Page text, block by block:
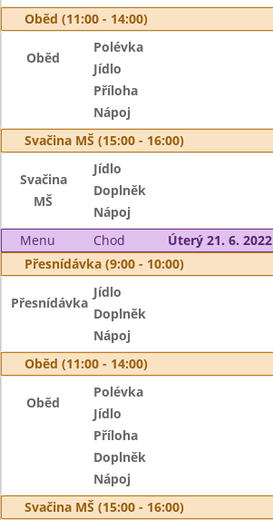
Oběd (11:00 - 14:00)
Oběd
Polévka
Jídlo
Příloha
Nápoj
Svačina MŠ (15:00 - 16:00)
Svačina
MŠ
Jídlo
Doplněk
Nápoj
Menu
Chod
Úterý 21. 6. 2022
Přesnídávka (9:00 - 10:00)
Přesnídávka
Jídlo
Doplněk
Nápoj
Oběd (11:00 - 14:00)
Oběd
Polévka
Jídlo
Příloha
Doplněk
Nápoj
Svačina MŠ (15:00 - 16:00)